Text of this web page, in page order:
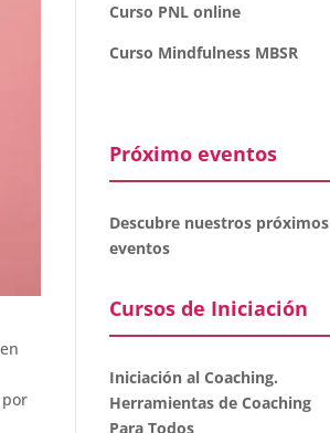
Curso PNL online
Curso Mindfulness MBSR
Próximo eventos
Descubre nuestros próximos
eventos
Cursos de Iniciación
Iniciación al Coaching.
Herramientas de Coaching
Para Todos